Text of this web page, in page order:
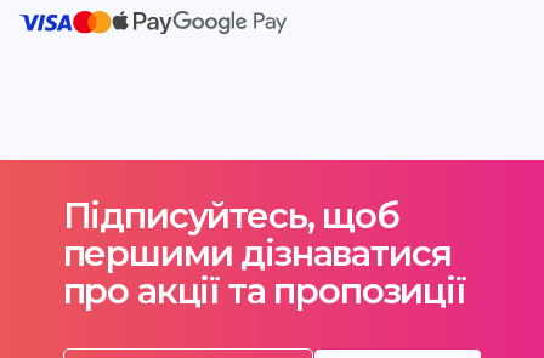
Підписуйтесь, щоб
першими дізнаватися
про акції та пропозиції